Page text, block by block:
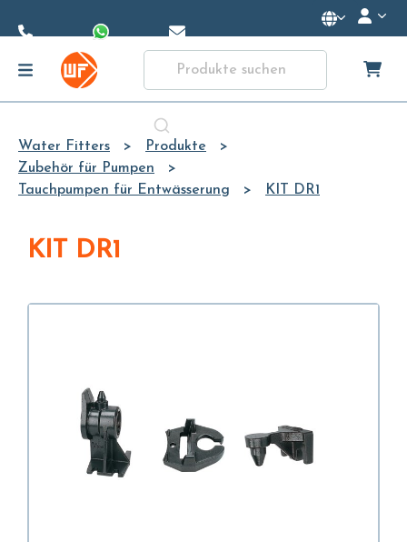
Content
Water Fitters
Produkte
Zubehör für Pumpen
Tauchpumpen für Entwässerung
KIT DR1
KIT DR1